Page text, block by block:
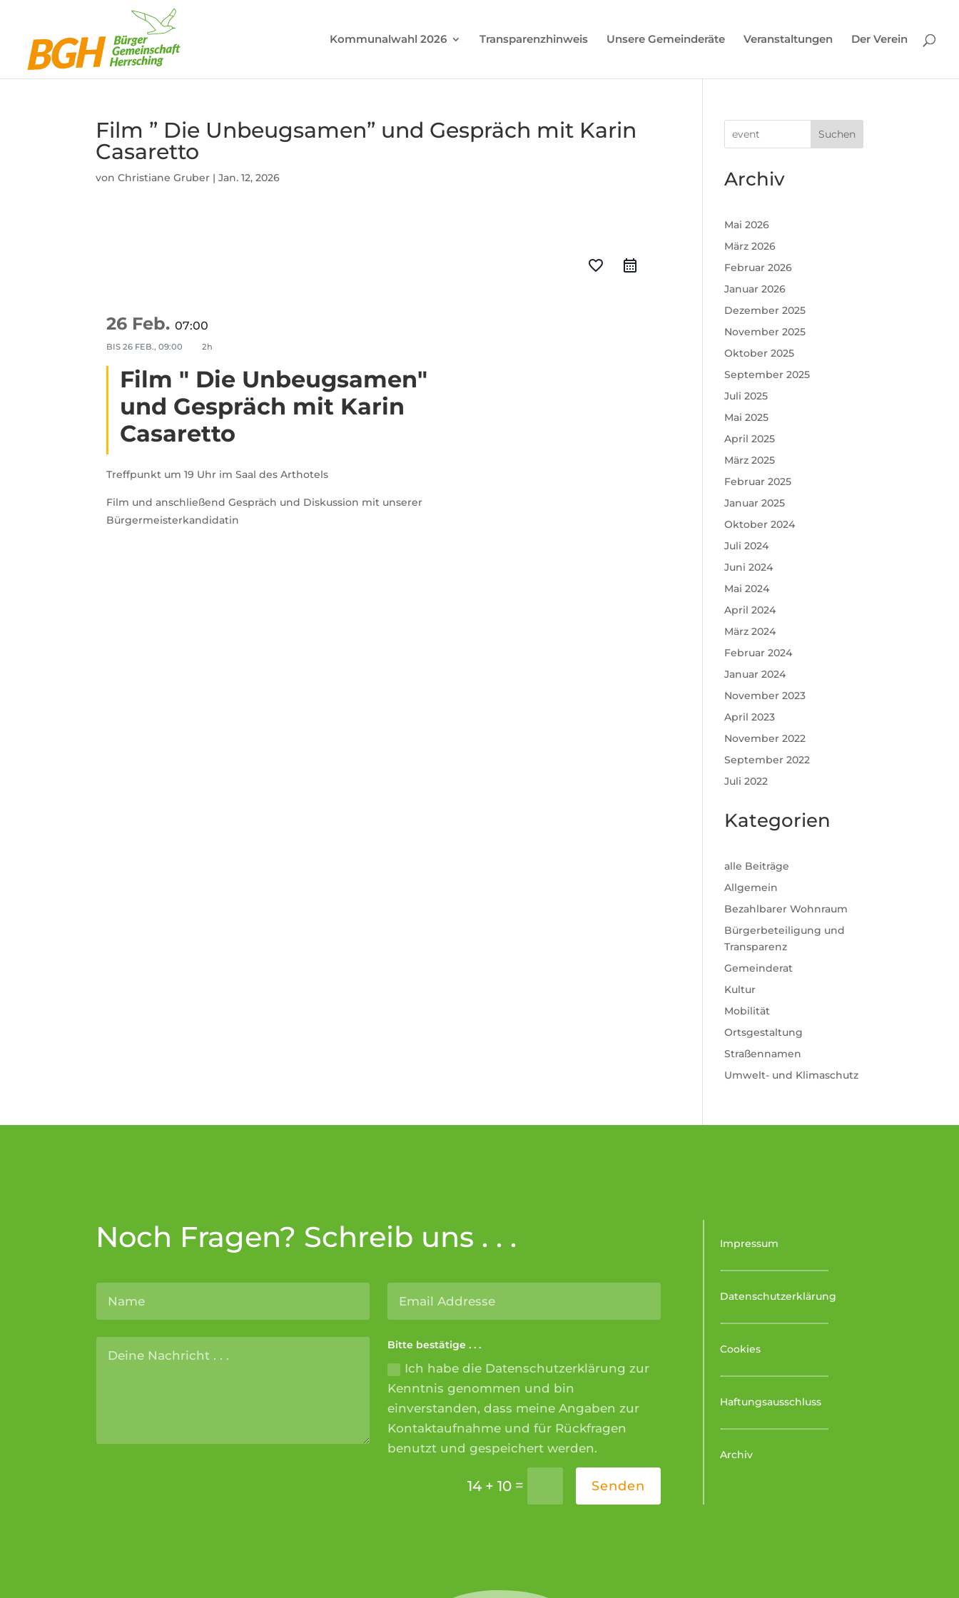
Kommunalwahl 2026 Transparenzhinweis Unsere Gemeinderäte Veranstaltungen Der Verein
Film ” Die Unbeugsamen” und Gespräch mit Karin
Casaretto
vonChristiane Gruber |Jan. 12, 2026
favorite_border
26 Feb.07:00
BIS26 FEB., 09:00 2h
Film " Die Unbeugsamen"
und Gespräch mit Karin
Casaretto
Treffpunkt um 19 Uhr im Saal des Arthotels
Film und anschließend Gespräch und Diskussion mit unserer
Bürgermeisterkandidatin
Suchen
Archiv
Mai 2026
März 2026
Februar 2026
Januar 2026
Dezember 2025
November 2025
Oktober 2025
September 2025
Juli 2025
Mai 2025
April 2025
März 2025
Februar 2025
Januar 2025
Oktober 2024
Juli 2024
Juni 2024
Mai 2024
April 2024
März 2024
Februar 2024
Januar 2024
November 2023
April 2023
November 2022
September 2022
Juli 2022
Kategorien
alle Beiträge
Allgemein
Bezahlbarer Wohnraum
Bürgerbeteiligung und
Transparenz
Gemeinderat
Kultur
Mobilität
Ortsgestaltung
Straßennamen
Umwelt- und Klimaschutz
Noch Fragen? Schreib uns . . .
Bitte bestätige . . .
Ich habe die Datenschutzerklärung zur
Kenntnis genommen und bin
einverstanden, dass meine Angaben zur
Kontaktaufnahme und für Rückfragen
benutzt und gespeichert werden.
14 + 10 = Senden
Impressum
-–––––––––––––––––––––
Datenschutzerklärung
-–––––––––––––––––––––
Cookies
-–––––––––––––––––––––
Haftungsausschluss
-–––––––––––––––––––––
Archiv